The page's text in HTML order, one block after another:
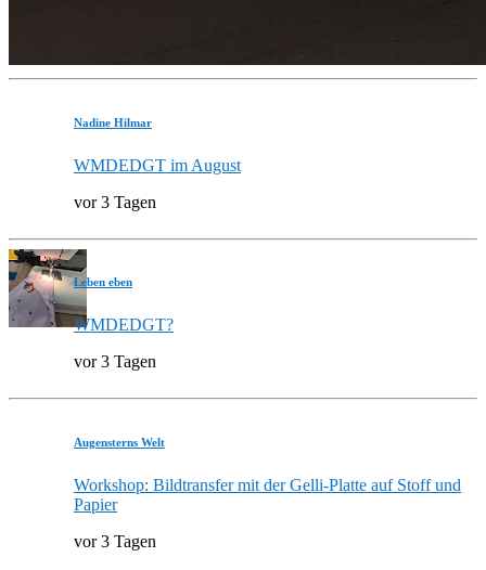
Nadine Hilmar
WMDEDGT im August
vor 3 Tagen
Leben eben
WMDEDGT?
vor 3 Tagen
Augensterns Welt
Workshop: Bildtransfer mit der Gelli-Platte auf Stoff und
Papier
vor 3 Tagen